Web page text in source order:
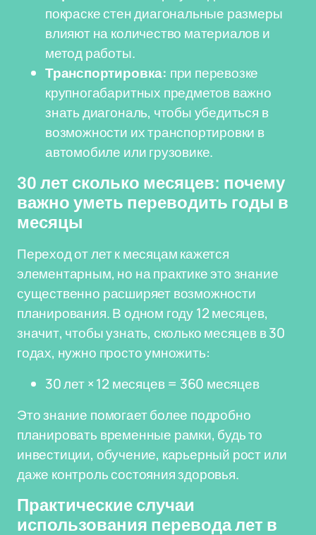
покраске стен диагональные размеры
влияют на количество материалов и
метод работы.
Транспортировка: при перевозке
крупногабаритных предметов важно
знать диагональ, чтобы убедиться в
возможности их транспортировки в
автомобиле или грузовике.
30 лет сколько месяцев: почему
важно уметь переводить годы в
месяцы
Переход от лет к месяцам кажется
элементарным, но на практике это знание
существенно расширяет возможности
планирования. В одном году 12 месяцев,
значит, чтобы узнать, сколько месяцев в 30
годах, нужно просто умножить:
30 лет × 12 месяцев = 360 месяцев
Это знание помогает более подробно
планировать временные рамки, будь то
инвестиции, обучение, карьерный рост или
даже контроль состояния здоровья.
Практические случаи
использования перевода лет в